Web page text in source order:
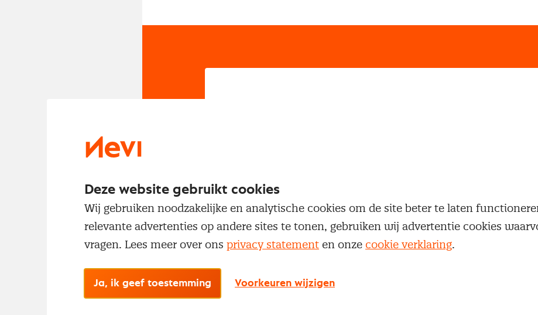
Inloggen
Deze website gebruikt cookies
Wij gebruiken noodzakelijke en analytische cookies om de site beter te laten
relevante advertenties op andere sites te tonen, gebruiken wij advertentie cookies
vragen. Lees meer over ons privacy statement en onze cookie verklaring.
Ja, ik geef toestemming Voorkeuren wijzigen